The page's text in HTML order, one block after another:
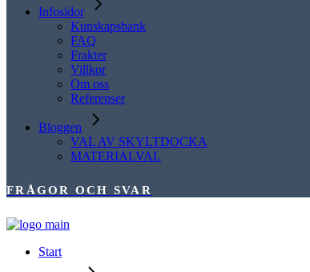
Infosidor
Kunskapsbank
FAQ
Frakter
Villkor
Om oss
Referenser
Bloggen
VAL AV SKYLTDOCKA
MATERIALVAL
FRÅGOR OCH SVAR
Start